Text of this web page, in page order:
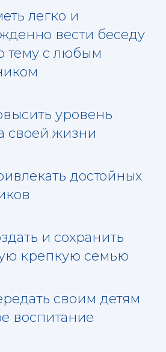
легко и
вести беседу
тему с любым
уровень
своей жизни
достойных
и сохранить
крепкую семью
своим детям
воспитание